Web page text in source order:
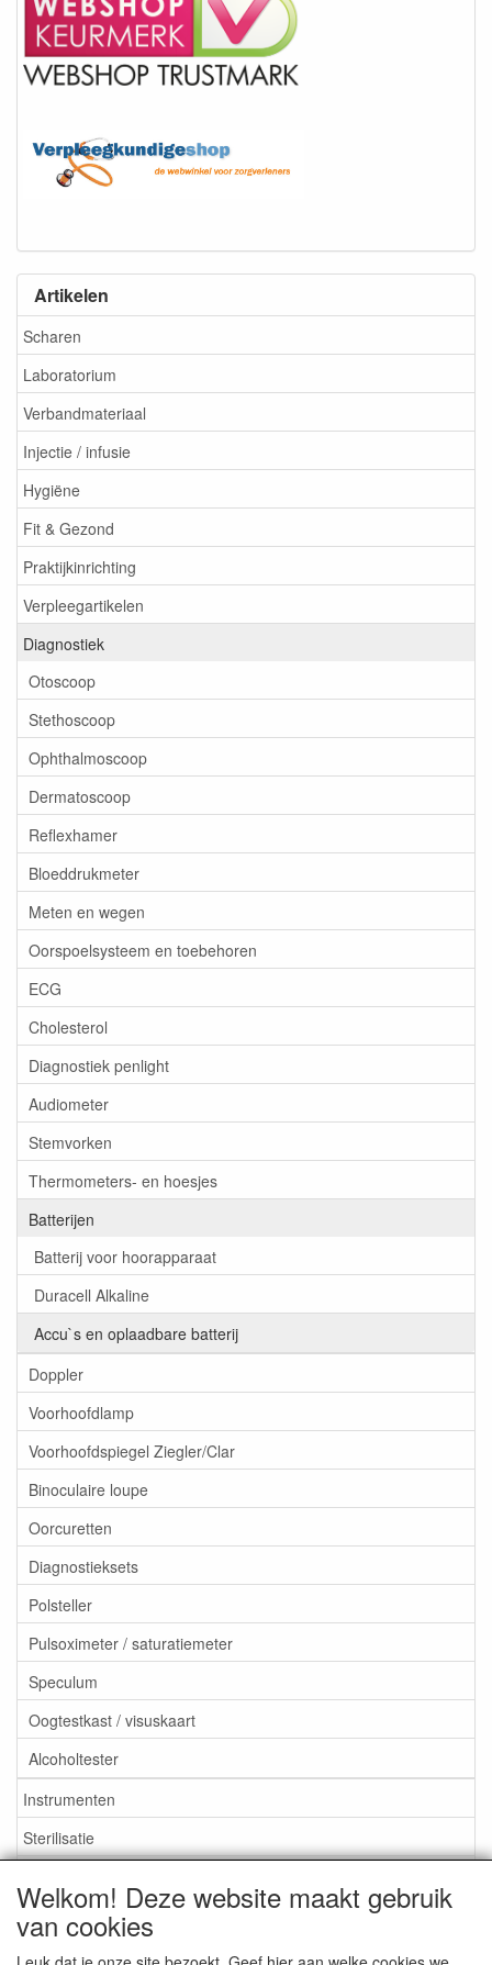
Artikelen
Scharen
Laboratorium
Verbandmateriaal
Injectie / infusie
Hygiëne
Fit & Gezond
Praktijkinrichting
Verpleegartikelen
Diagnostiek
Otoscoop
Stethoscoop
Ophthalmoscoop
Dermatoscoop
Reflexhamer
Bloeddrukmeter
Meten en wegen
Oorspoelsysteem en toebehoren
ECG
Cholesterol
Diagnostiek penlight
Audiometer
Stemvorken
Thermometers- en hoesjes
Batterijen
Batterij voor hoorapparaat
Duracell Alkaline
Accu`s en oplaadbare batterij
Doppler
Voorhoofdlamp
Voorhoofdspiegel Ziegler/Clar
Binoculaire loupe
Oorcuretten
Diagnostieksets
Polsteller
Pulsoximeter / saturatiemeter
Speculum
Oogtestkast / visuskaart
Alcoholtester
Instrumenten
Sterilisatie
Aktieartikelen
Welkom! Deze website maakt gebruik
van cookies